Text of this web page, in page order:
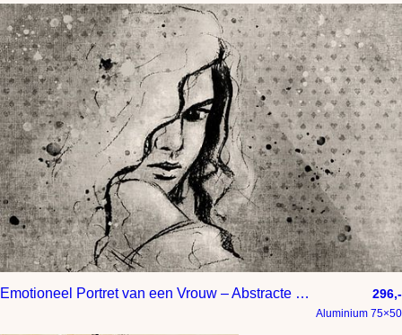
Emotioneel Portret van een Vrouw – Abstracte Lijntekening 296,-
Aluminium 75×50